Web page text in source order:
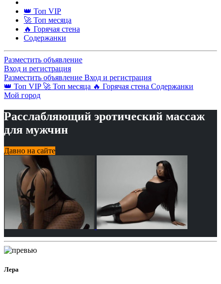
👑 Топ VIP
🚀 Топ месяца
🔥 Горячая стена
Содержанки
Разместить объявление
Вход и регистрация
Разместить объявление Вход и регистрация
👑 Топ VIP 🚀 Топ месяца 🔥 Горячая стена Содержанки
Мой город
Расслабляющий эротический массаж
для мужчин
Давно на сайте
Лера